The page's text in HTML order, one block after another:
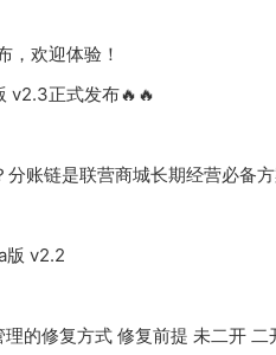
，欢迎体验！
v2.3正式发布🔥🔥
账链是联营商城长期经营必备
版 v2.2